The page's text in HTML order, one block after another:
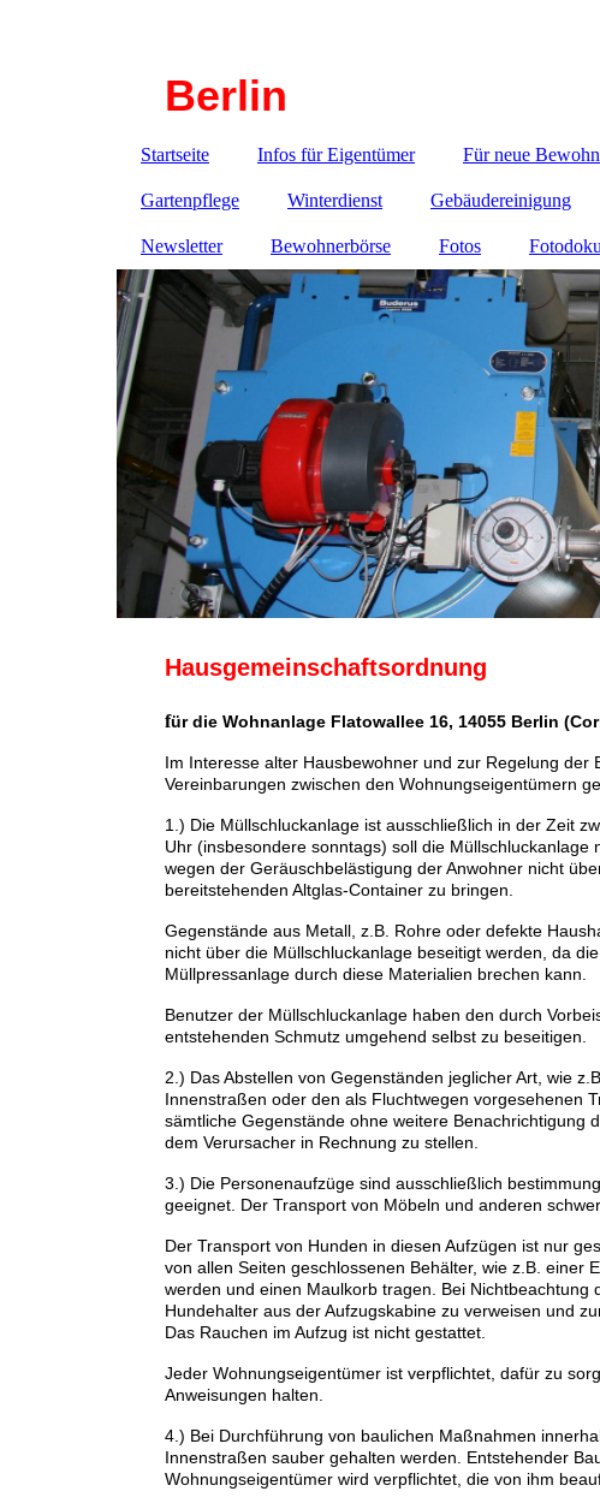
Berlin
Startseite Infos für Eigentümer Für neue
Gartenpflege Winterdienst Gebäudereinigung
Newsletter Bewohnerbörse Fotos
Hausgemeinschaftsordnung
für die Wohnanlage Flatowallee 16, 14055 Berlin
Im Interesse alter Hausbewohner und zur Regelung
Vereinbarungen zwischen den Wohnungseigentümern
1.) Die Müllschluckanlage ist ausschließlich in der Zeit
Uhr (insbesondere sonntags) soll die
wegen der Geräuschbelästigung der Anwohner nicht
bereitstehenden Altglas-Container zu bringen.
Gegenstände aus Metall, z.B. Rohre oder defekte
nicht über die Müllschluckanlage beseitigt werden, da
Müllpressanlage durch diese Materialien brechen kann.
Benutzer der Müllschluckanlage haben den durch
entstehenden Schmutz umgehend selbst zu beseitigen.
2.) Das Abstellen von Gegenständen jeglicher Art, wie
Innenstraßen oder den als Fluchtwegen vorgesehenen
sämtliche Gegenstände ohne weitere Benachrichtigung
dem Verursacher in Rechnung zu stellen.
3.) Die Personenaufzüge sind ausschließlich
geeignet. Der Transport von Möbeln und anderen
Der Transport von Hunden in diesen Aufzügen ist nur
von allen Seiten geschlossenen Behälter, wie z.B. einer
werden und einen Maulkorb tragen. Bei
Hundehalter aus der Aufzugskabine zu verweisen und
Das Rauchen im Aufzug ist nicht gestattet.
Jeder Wohnungseigentümer ist verpflichtet, dafür zu
Anweisungen halten.
4.) Bei Durchführung von baulichen Maßnahmen
Innenstraßen sauber gehalten werden. Entstehender
Wohnungseigentümer wird verpflichtet, die von ihm